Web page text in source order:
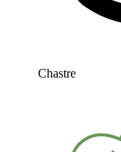
Chastre